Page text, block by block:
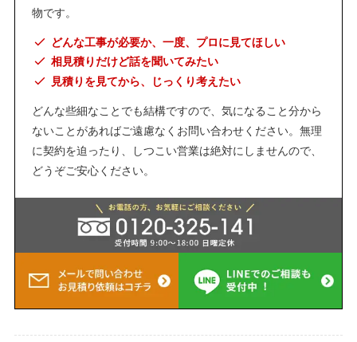
物です。
どんな工事が必要か、一度、プロに見てほしい
相見積りだけど話を聞いてみたい
見積りを見てから、じっくり考えたい
どんな些細なことでも結構ですので、気になること分から
ないことがあればご遠慮なくお問い合わせください。無理
に契約を迫ったり、しつこい営業は絶対にしませんので、
どうぞご安心ください。